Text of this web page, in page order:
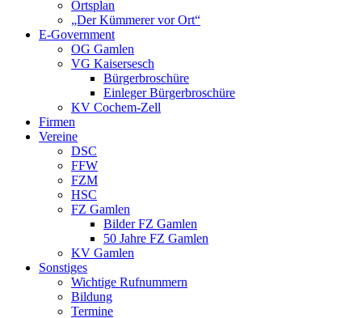
Ortsplan
„Der Kümmerer vor Ort“
E-Government
OG Gamlen
VG Kaisersesch
Bürgerbroschüre
Einleger Bürgerbroschüre
KV Cochem-Zell
Firmen
Vereine
DSC
FFW
FZM
HSC
FZ Gamlen
Bilder FZ Gamlen
50 Jahre FZ Gamlen
KV Gamlen
Sonstiges
Wichtige Rufnummern
Bildung
Termine